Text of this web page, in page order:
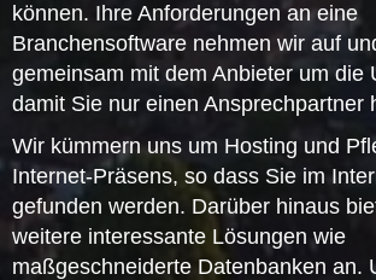
können. Ihre Anforderungen an eine
Branchensoftware nehmen wir auf
gemeinsam mit dem Anbieter um die
damit Sie nur einen Ansprechpartner
Wir kümmern uns um Hosting und
Internet-Präsens, so dass Sie im
gefunden werden. Darüber hinaus
weitere interessante Lösungen wie
maßgeschneiderte Datenbanken an.